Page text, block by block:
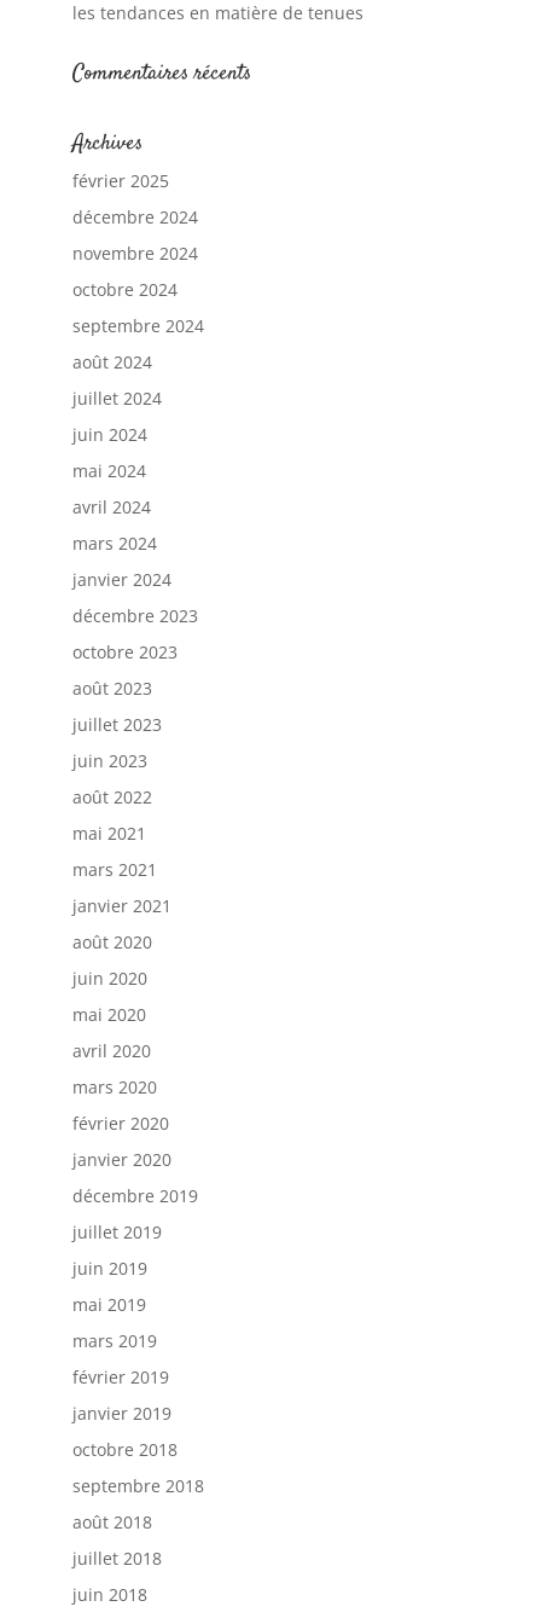
les tendances en matière de tenues
Commentaires récents
Archives
février 2025
décembre 2024
novembre 2024
octobre 2024
septembre 2024
août 2024
juillet 2024
juin 2024
mai 2024
avril 2024
mars 2024
janvier 2024
décembre 2023
octobre 2023
août 2023
juillet 2023
juin 2023
août 2022
mai 2021
mars 2021
janvier 2021
août 2020
juin 2020
mai 2020
avril 2020
mars 2020
février 2020
janvier 2020
décembre 2019
juillet 2019
juin 2019
mai 2019
mars 2019
février 2019
janvier 2019
octobre 2018
septembre 2018
août 2018
juillet 2018
juin 2018